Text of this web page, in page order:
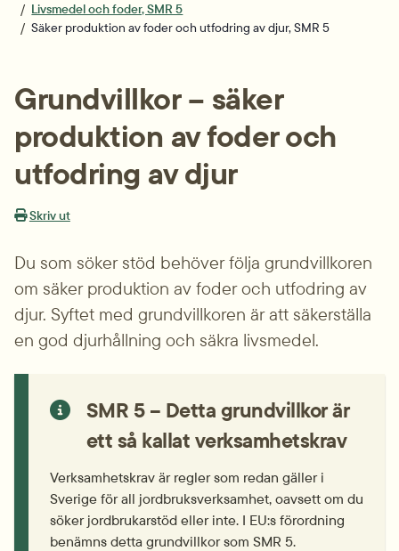
Livsmedel och foder, SMR 5
Säker produktion av foder och utfodring av djur, SMR 5
Grundvillkor – säker
produktion av foder och
utfodring av djur
Skriv ut
Du som söker stöd behöver följa grundvillkoren
om säker produktion av foder och utfodring av
djur. Syftet med grundvillkoren är att säkerställa
en god djurhållning och säkra livsmedel.
SMR 5 – Detta grundvillkor är
ett så kallat verksamhetskrav
Verksamhets­krav är regler som redan gäller i
Sverige för all jordbruks­verksamhet, oavsett om du
söker jordbrukarstöd eller inte. I EU:s förordning
benämns detta grundvillkor som SMR 5.